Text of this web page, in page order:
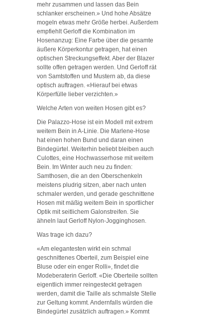
mehr zusammen und lassen das Bein
schlanker erscheinen.» Und hohe Absätze
mogeln etwas mehr Größe herbei. Außerdem
empfiehlt Gerloff die Kombination im
Hosenanzug: Eine Farbe über die gesamte
äußere Körperkontur getragen, hat einen
optischen Streckungseffekt. Aber der Blazer
sollte offen getragen werden. Und Gerloff rät
von Samtstoffen und Mustern ab, da diese
optisch auftragen. «Hierauf bei etwas
Körperfülle lieber verzichten.»
Welche Arten von weiten Hosen gibt es?
Die Palazzo-Hose ist ein Modell mit extrem
weitem Bein in A-Linie. Die Marlene-Hose
hat einen hohen Bund und daran einen
Bindegürtel. Weiterhin beliebt bleiben auch
Culottes, eine Hochwasserhose mit weitem
Bein. Im Winter auch neu zu finden:
Samthosen, die an den Oberschenkeln
meistens pludrig sitzen, aber nach unten
schmaler werden, und gerade geschnittene
Hosen mit mäßig weitem Bein in sportlicher
Optik mit seitlichem Galonstreifen. Sie
ähneln laut Gerloff Nylon-Jogginghosen.
Was trage ich dazu?
«Am elegantesten wirkt ein schmal
geschnittenes Oberteil, zum Beispiel eine
Bluse oder ein enger Rolli», findet die
Modeberaterin Gerloff. «Die Oberteile sollten
eigentlich immer reingesteckt getragen
werden, damit die Taille als schmalste Stelle
zur Geltung kommt. Andernfalls würden die
Bindegürtel zusätzlich auftragen.» Kommt